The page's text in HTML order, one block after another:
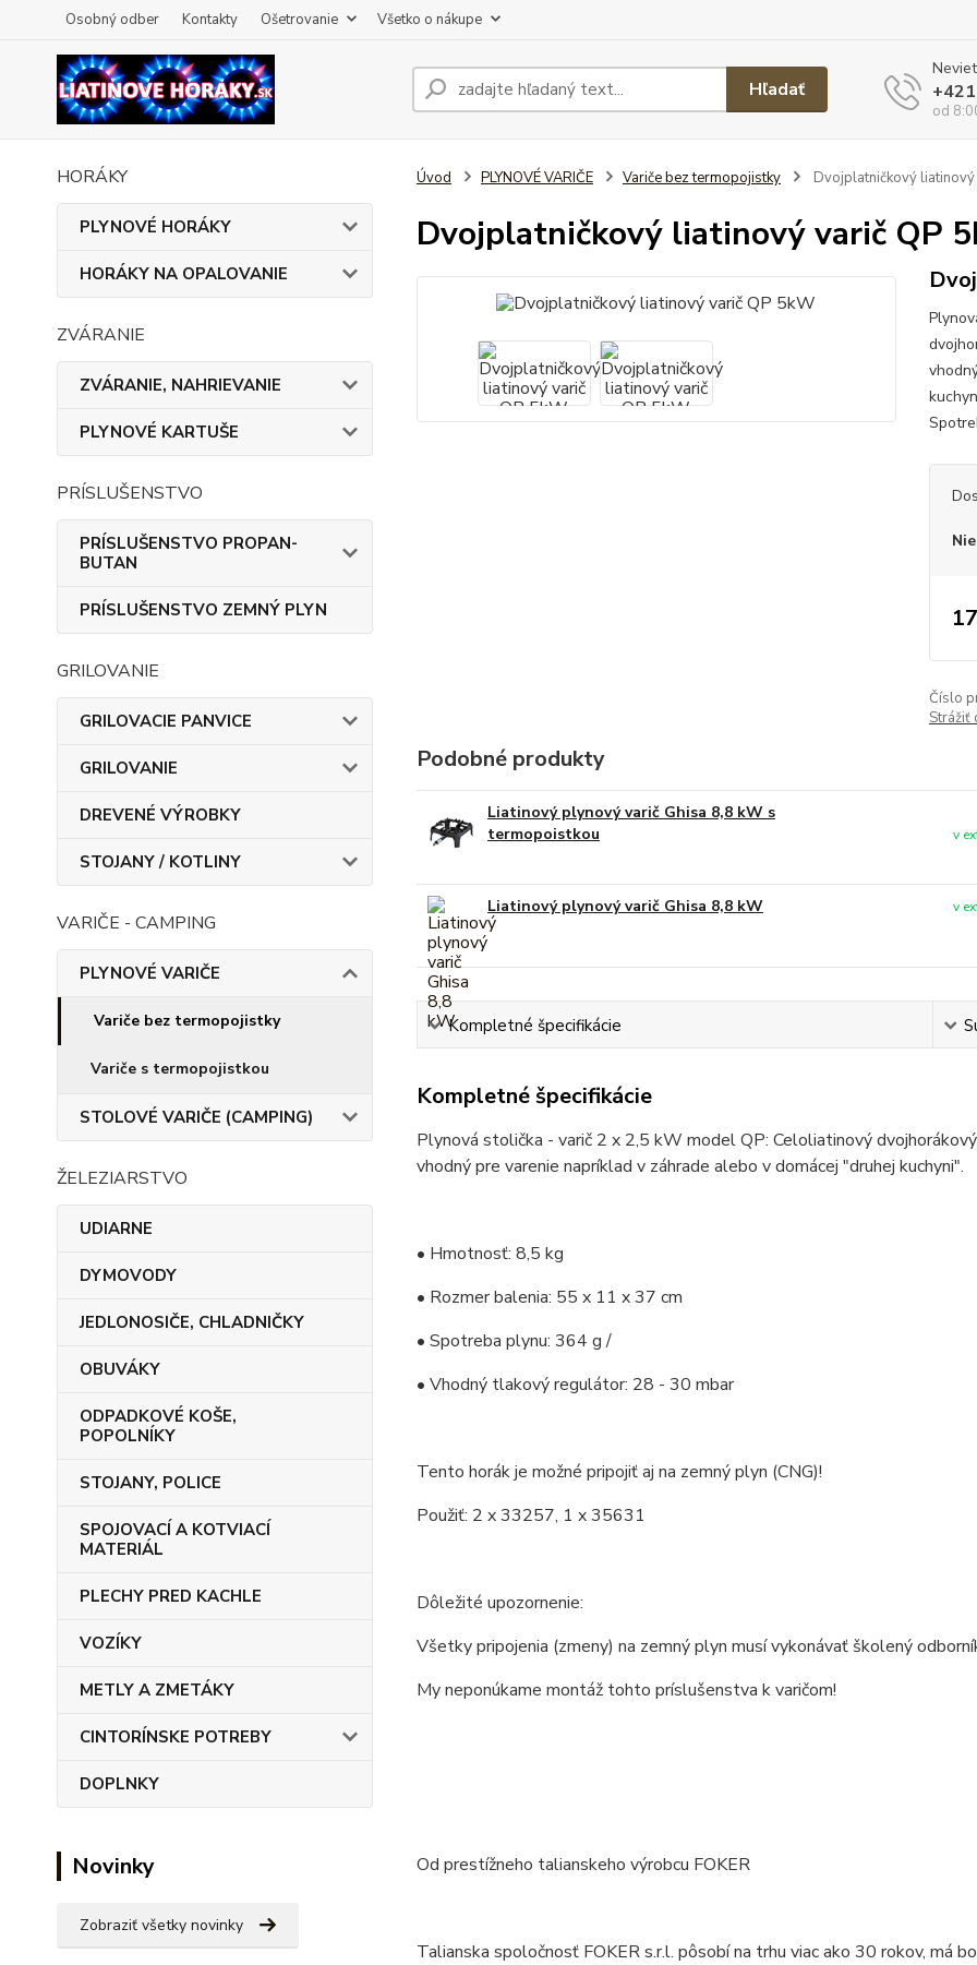
Osobný odber Kontakty Ošetrovanie Všetko o nákupe
Hľadať
od
HORÁKY
PLYNOVÉ HORÁKY
HORÁKY NA OPALOVANIE
ZVÁRANIE
ZVÁRANIE, NAHRIEVANIE
PLYNOVÉ KARTUŠE
PRÍSLUŠENSTVO
PRÍSLUŠENSTVO PROPAN-
BUTAN
PRÍSLUŠENSTVO ZEMNÝ PLYN
GRILOVANIE
GRILOVACIE PANVICE
GRILOVANIE
DREVENÉ VÝROBKY
STOJANY / KOTLINY
VARIČE - CAMPING
PLYNOVÉ VARIČE
Variče bez termopojistky
Variče s termopojistkou
STOLOVÉ VARIČE (CAMPING)
ŽELEZIARSTVO
UDIARNE
DYMOVODY
JEDLONOSIČE, CHLADNIČKY
OBUVÁKY
ODPADKOVÉ KOŠE,
POPOLNÍKY
STOJANY, POLICE
SPOJOVACÍ A KOTVIACÍ
MATERIÁL
PLECHY PRED KACHLE
VOZÍKY
METLY A ZMETÁKY
CINTORÍNSKE POTREBY
DOPLNKY
Novinky
Zobraziť všetky novinky
Úvod PLYNOVÉ VARIČE Variče bez termopojistky Dvojplatničkový
Dvojplatničkový liatinový varič QP
Číslo
Strážiť
Podobné produkty
Liatinový plynový varič Ghisa 8,8 kW s
termopoistkou
v
Liatinový plynový varič Ghisa 8,8 kW
v
Kompletné špecifikácie
Kompletné špecifikácie
Plynová stolička - varič 2 x 2,5 kW model QP: Celoliatinový
vhodný pre varenie napríklad v záhrade alebo v domácej "druhej kuchyni".
• Hmotnosť: 8,5 kg
• Rozmer balenia: 55 x 11 x 37 cm
• Spotreba plynu: 364 g /
• Vhodný tlakový regulátor: 28 - 30 mbar
Tento horák je možné pripojiť aj na zemný plyn (CNG)!
Použiť: 2 x 33257, 1 x 35631
Dôležité upozornenie:
Všetky pripojenia (zmeny) na zemný plyn musí vykonávať školený
My neponúkame montáž tohto príslušenstva k varičom!
Od prestížneho talianskeho výrobcu FOKER
Talianska spoločnosť FOKER s.r.l. pôsobí na trhu viac ako 30 rokov, má